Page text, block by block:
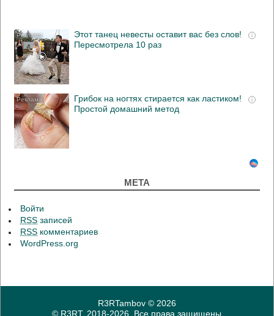
i
Этот танец невесты оставит вас без слов!
Пересмотрела 10 раз
i
Грибок на ногтях стирается как ластиком!
Простой домашний метод
МЕТА
Войти
RSS записей
RSS комментариев
WordPress.org
R3RTambov© 2026
© R3RT, 2018-2026. Все права защищены